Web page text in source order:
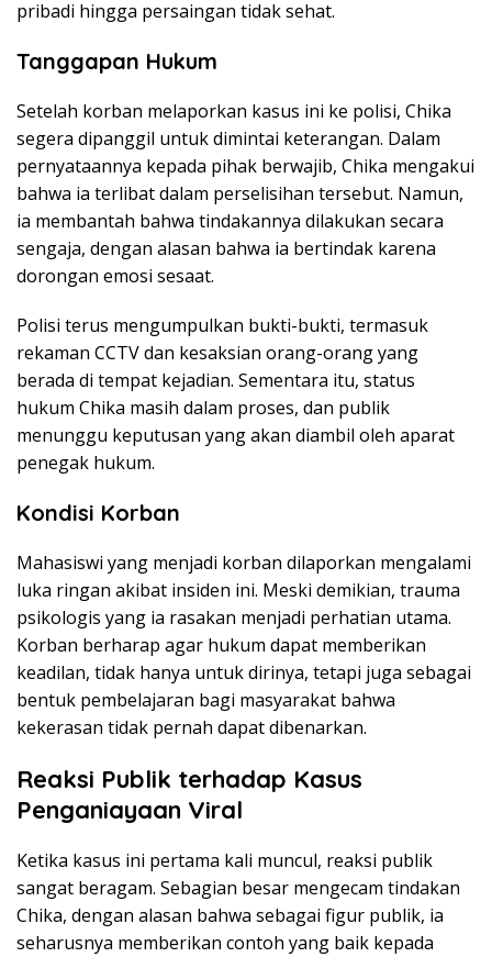
pribadi hingga persaingan tidak sehat.
Tanggapan Hukum
Setelah korban melaporkan kasus ini ke polisi, Chika
segera dipanggil untuk dimintai keterangan. Dalam
pernyataannya kepada pihak berwajib, Chika mengakui
bahwa ia terlibat dalam perselisihan tersebut. Namun,
ia membantah bahwa tindakannya dilakukan secara
sengaja, dengan alasan bahwa ia bertindak karena
dorongan emosi sesaat.
Polisi terus mengumpulkan bukti-bukti, termasuk
rekaman CCTV dan kesaksian orang-orang yang
berada di tempat kejadian. Sementara itu, status
hukum Chika masih dalam proses, dan publik
menunggu keputusan yang akan diambil oleh aparat
penegak hukum.
Kondisi Korban
Mahasiswi yang menjadi korban dilaporkan mengalami
luka ringan akibat insiden ini. Meski demikian, trauma
psikologis yang ia rasakan menjadi perhatian utama.
Korban berharap agar hukum dapat memberikan
keadilan, tidak hanya untuk dirinya, tetapi juga sebagai
bentuk pembelajaran bagi masyarakat bahwa
kekerasan tidak pernah dapat dibenarkan.
Reaksi Publik terhadap Kasus
Penganiayaan Viral
Ketika kasus ini pertama kali muncul, reaksi publik
sangat beragam. Sebagian besar mengecam tindakan
Chika, dengan alasan bahwa sebagai figur publik, ia
seharusnya memberikan contoh yang baik kepada